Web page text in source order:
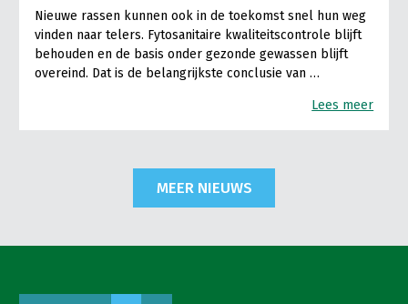
Nieuwe rassen kunnen ook in de toekomst snel hun weg
vinden naar telers. Fytosanitaire kwaliteitscontrole blijft
behouden en de basis onder gezonde gewassen blijft
overeind. Dat is de belangrijkste conclusie van …
Lees meer
MEER NIEUWS